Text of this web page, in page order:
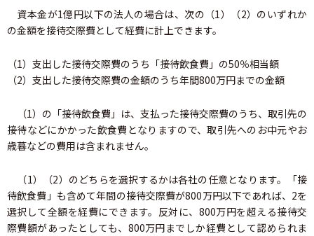
資本金が1億円以下の法人の場合は、次の（1）（2）のいずれか
の金額を接待交際費として経費に計上できます。
（1）支出した接待交際費のうち「接待飲食費」の50％相当額
（2）支出した接待交際費の金額のうち年間800万円までの金額
（1）の「接待飲食費」は、支払った接待交際費のうち、取引先の
接待などにかかった飲食費となりますので、取引先へのお中元やお
歳暮などの費用は含まれません。
（1）（2）のどちらを選択するかは各社の任意となります。「接
待飲食費」も含めて年間の接待交際費が800万円以下であれば、2を
選択して全額を経費にできます。反対に、800万円を超える接待交
際費額があったとしても、800万円までしか経費として認められま